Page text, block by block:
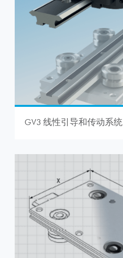
GV3 线性引导和传动系统